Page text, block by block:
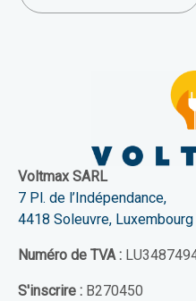
Voltmax SARL
7 Pl. de l’Indépendance,
4418 Soleuvre, Luxembourg
Numéro de TVA :
S'inscrire : B270450